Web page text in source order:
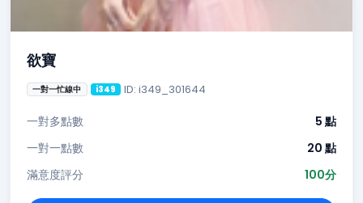
欲寶
一對一忙線中 i349 ID: i349_301644
一對多點數
5 點
一對一點數
20 點
滿意度評分
100分